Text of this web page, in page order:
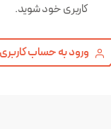
کاربری خود شوید.
ورود به حساب کاربری